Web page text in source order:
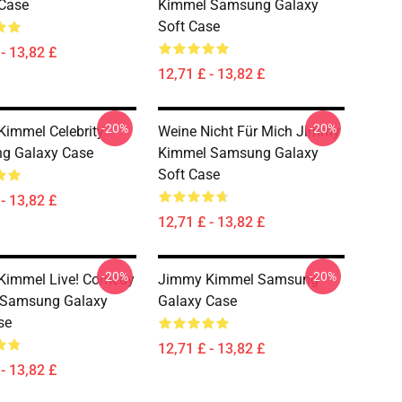
13,82 £
Kimmel Samsung Galaxy
Soft Case
12,71 £ - 13,82 £
Celebrity
Galaxy Case
13,82 £
-20%
Weine Nicht Für Mich Jimmy
Kimmel Samsung Galaxy
Soft Case
12,71 £ - 13,82 £
-20%
Live! Comedy
Galaxy
13,82 £
-20%
Jimmy Kimmel Samsung
Galaxy Case
12,71 £ - 13,82 £
-20%